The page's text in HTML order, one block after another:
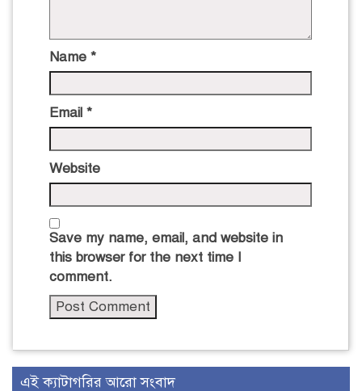
Name *
Email *
Website
Save my name, email, and website in
this browser for the next time I
comment.
এই ক্যাটাগরির আরো সংবাদ